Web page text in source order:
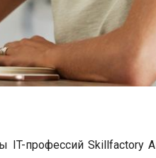
IT-профессий Skillfactory